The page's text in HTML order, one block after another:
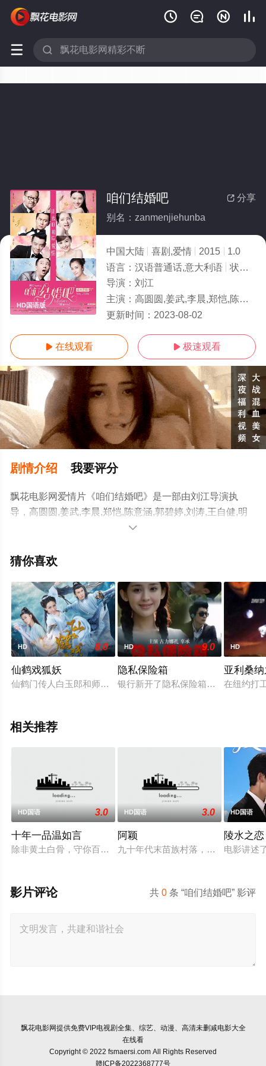
   
 
HD国语版
 分享
咱们结婚吧
别名：zanmenjiehunba
中国大陆 喜剧,爱情 2015
1.0
语言： 汉语普通话,意大利语 状态：
导演： 刘江
主演： 高圆圆,姜武,李晨,郑恺,陈意涵,郭碧婷,刘涛,王自健,明道,萨日娜,张铎,大左,莫小奇,屠洪
更新时间： 2023-08-02
 在线观看  极速观看
剧情介绍 我要评分
飘花电影网爱情片《咱们结婚吧》是一部由刘江导演执
导，高圆圆,姜武,李晨,郑恺,陈意涵,郭碧婷,刘涛,王自健,明
道,萨日娜,张铎,大左,莫小奇,屠洪刚,英壮,朱佳煜,范明,江平,
看高清无删减完整版电影大全就上飘花影院，更多相关信

猜你喜欢
HD 8.0
仙鹤戏狐妖
仙鹤门传人白玉郎和师傅在外出时感受到浓浓的妖气，鹤仙人
HD 9.0
隐私保险箱
银行新开了隐私保险箱业务，其中有
HD
亚利桑
在纽约打
相关推荐
HD国语 3.0
十年一品温如言
除非黄土白骨，守你百岁无忧，你是否遇见十年羁绊百年奉陪
HD国语 3.0
阿颖
九十年代末苗族村落，女孩阿颖反抗
HD国语
陵水之恋
电影讲述
共0 条 “咱们结婚吧” 影评
影片评论
飘花电影网提供免费VIP电视剧全集、综艺、动漫、高清未删减电影大全
在线看
Copyright © 2022 fsmaersi.com All Rights Reserved
赣ICP备2022368777号